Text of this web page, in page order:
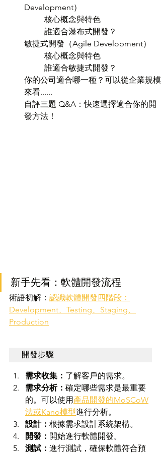
Development）
核心概念與特色
誰適合瀑布式開發？
敏捷式開發（Agile Development）
核心概念與特色
誰適合敏捷式開發？
你的公司適合哪一種？可以從企業規模
來看......
自評三題 Q&A：快速選擇適合你的開
發方法！
新手先看：軟體開發流程
術語初解： 認識軟體開發四階段：
Development、Testing、Staging、
Production
開發步驟
需求收集： 了解客戶的需求。
需求分析： 確定哪些需求是最重要
的。可以使用 產品開發的MoSCoW
法或Kano模型進行分析。
設計： 根據需求設計系統架構。
開發： 開始進行軟體開發。
測試： 進行測試，確保軟體符合預